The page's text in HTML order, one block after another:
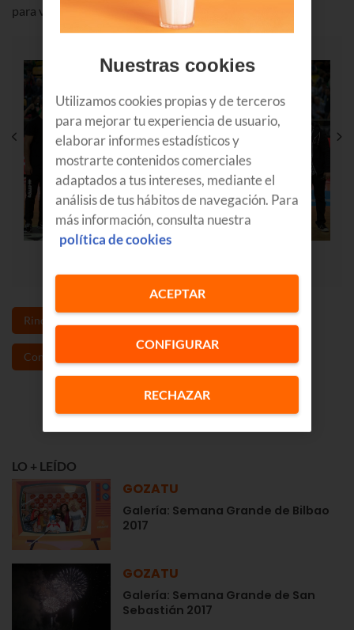
para ver la galería completa ?
Rincones Euskadi
Concurso
LO + LEÍDO
GOZATU
Galería: Semana Grande de Bilbao
2017
GOZATU
Galería: Semana Grande de San
Sebastián 2017
Nuestras cookies
Utilizamos cookies propias y de terceros
para mejorar tu experiencia de usuario,
elaborar informes estadísticos y
mostrarte contenidos comerciales
adaptados a tus intereses, mediante el
análisis de tus hábitos de navegación. Para
más información, consulta nuestra
política de cookies
CONFIGURAR
RECHAZAR
ACEPTAR